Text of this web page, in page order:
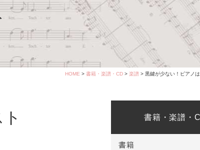
HOME > 書籍・楽譜・CD > 楽譜 > 黒鍵が少ない！ピアノ
ト 書籍・楽譜・
書籍